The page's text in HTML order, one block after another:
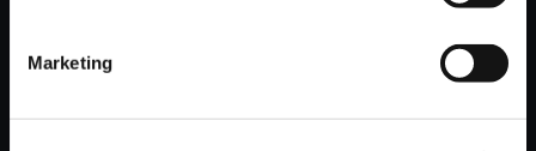
Marketing
おすすめ商品